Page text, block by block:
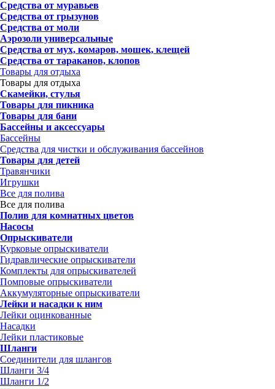
Средства от муравьев
Средства от грызунов
Средства от моли
Аэрозоли универсальные
Средства от мух, комаров, мошек, клещей
Средства от тараканов, клопов
Товары для отдыха
Товары для отдыха
Скамейки, стулья
Товары для пикника
Товары для бани
Бассейны и аксессуары
Бассейны
Средства для чистки и обслуживания бассейнов
Товары для детей
Травянчики
Игрушки
Все для полива
Все для полива
Полив для комнатных цветов
Насосы
Опрыскиватели
Курковые опрыскиватели
Гидравлические опрыскиватели
Комплекты для опрыскивателей
Помповые опрыскиватели
Аккумуляторные опрыскиватели
Лейки и насадки к ним
Лейки оцинкованные
Насадки
Лейки пластиковые
Шланги
Соединители для шлангов
Шланги 3/4
Шланги 1/2